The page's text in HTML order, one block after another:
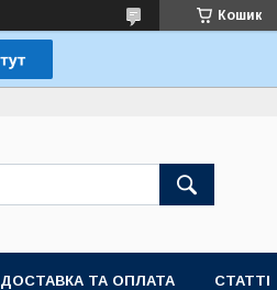
Кошик
ДОСТАВКА ТА ОПЛАТА СТАТТІ